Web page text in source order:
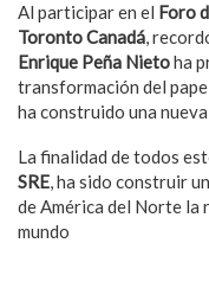
Al participar en el Foro
Toronto Canadá,
Enrique Peña Nietoha
transformación del
ha construido una
La finalidad de todos
SRE, ha sido construir
de América del Norte la
mundo